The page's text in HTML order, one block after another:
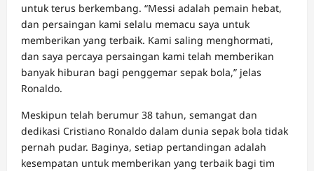
untuk terus berkembang. “Messi adalah pemain hebat,
dan persaingan kami selalu memacu saya untuk
memberikan yang terbaik. Kami saling menghormati,
dan saya percaya persaingan kami telah memberikan
banyak hiburan bagi penggemar sepak bola,” jelas
Ronaldo.
Meskipun telah berumur 38 tahun, semangat dan
dedikasi Cristiano Ronaldo dalam dunia sepak bola tidak
pernah pudar. Baginya, setiap pertandingan adalah
kesempatan untuk memberikan yang terbaik bagi tim